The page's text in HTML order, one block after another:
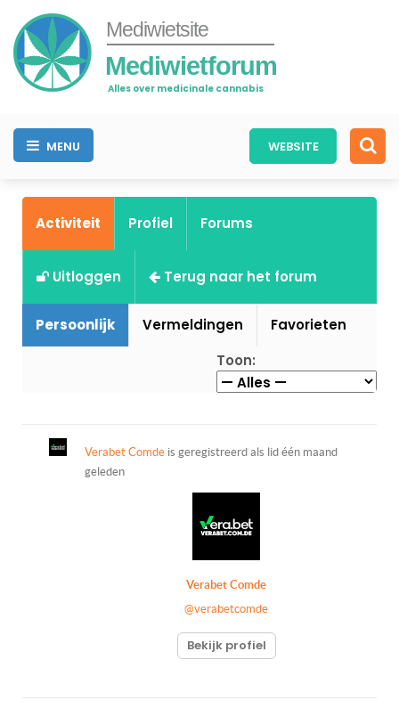
Mediwietsite
Mediwietforum
Alles over medicinale cannabis
MENU WEBSITE
Activiteit Profiel Forums
Uitloggen Terug naar het forum
Persoonlijk Vermeldingen
Favorieten
Toon:
Verabet Comde is geregistreerd als lid één maand
geleden
Verabet Comde
@verabetcomde
Bekijk profiel